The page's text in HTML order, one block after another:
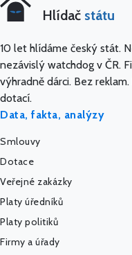
Hlídač státu
10 let hlídáme český stát.
nezávislý watchdog v ČR.
výhradně dárci. Bez
dotací.
Data, fakta, analýzy
Smlouvy
Dotace
Veřejné zakázky
Platy úředníků
Platy politiků
Firmy a úřady